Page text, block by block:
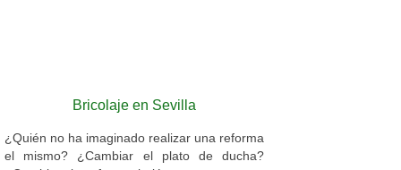
Bricolaje en Sevilla
¿Quién no ha imaginado realizar una reforma
el mismo? ¿Cambiar el plato de ducha?